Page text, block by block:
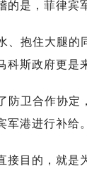
的是，菲律宾
、抱住大腿的
斯政府更是
防卫合作协
港进行补给。
接目的，就是